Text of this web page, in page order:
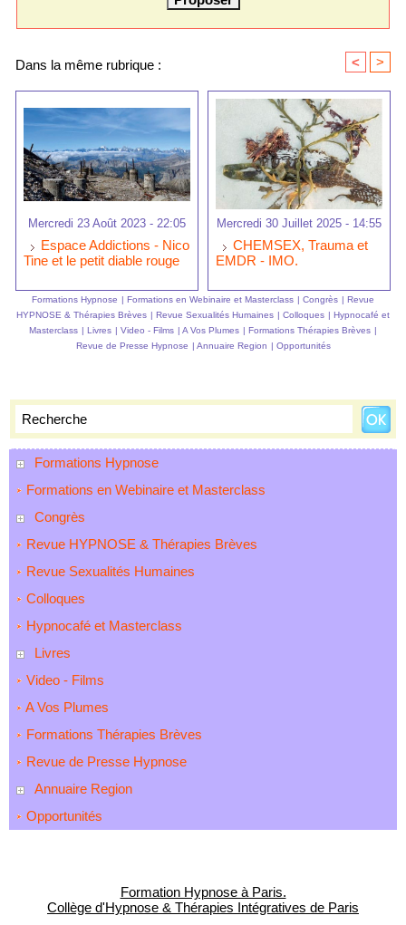
Formations Hypnose
Formations en Webinaire et Masterclass
Congrès
Revue HYPNOSE & Thérapies Brèves
Revue Sexualités Humaines
Colloques
Hypnocafé et Masterclass
Livres
Video - Films
A Vos Plumes
Formations Thérapies Brèves
Revue de Presse Hypnose
Annuaire Region
Opportunités
Formation Hypnose à Paris.
Collège d'Hypnose & Thérapies Intégratives de Paris
Dans la même rubrique : < >
Mercredi 23 Août 2023 - 22:05
Espace Addictions - Nico
Tine et le petit diable rouge
Mercredi 30 Juillet 2025 - 14:55
CHEMSEX, Trauma et
EMDR - IMO.
Formations Hypnose | Formations en Webinaire et Masterclass | Congrès | Revue
HYPNOSE & Thérapies Brèves | Revue Sexualités Humaines | Colloques | Hypnocafé et
Masterclass | Livres | Video - Films | A Vos Plumes | Formations Thérapies Brèves |
Revue de Presse Hypnose | Annuaire Region | Opportunités